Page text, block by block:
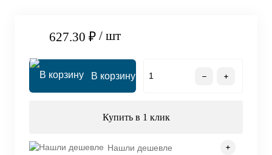
627.30 ₽ / шт
В корзину
Купить в 1 клик
Нашли дешевле